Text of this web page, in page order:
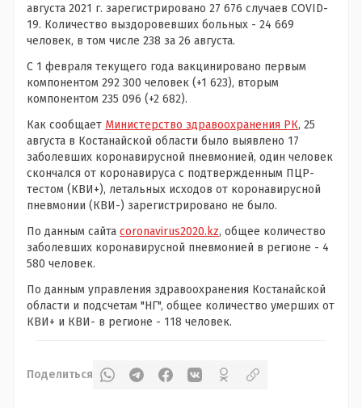
августа 2021 г. зарегистрировано 27 676 случаев COVID-
19. Количество выздоровевших больных - 24 669
человек, в том числе 238 за 26 августа.
С 1 февраля текущего года вакцинировано первым
компонентом 292 300 человек (+1 623), вторым
компонентом 235 096 (+2 682).
Как сообщает Министерство здравоохранения РК, 25
августа в Костанайской области было выявлено 17
заболевших коронавирусной пневмонией, один человек
скончался от коронавируса с подтвержденным ПЦР-
тестом (КВИ+), летальных исходов от коронавирусной
пневмонии (КВИ-) зарегистрировано не было.
По данным сайта coronavirus2020.kz, общее количество
заболевших коронавирусной пневмонией в регионе - 4
580 человек.
По данным управления здравоохранения Костанайской
области и подсчетам "НГ", общее количество умерших от
КВИ+ и КВИ- в регионе - 118 человек.
Поделиться